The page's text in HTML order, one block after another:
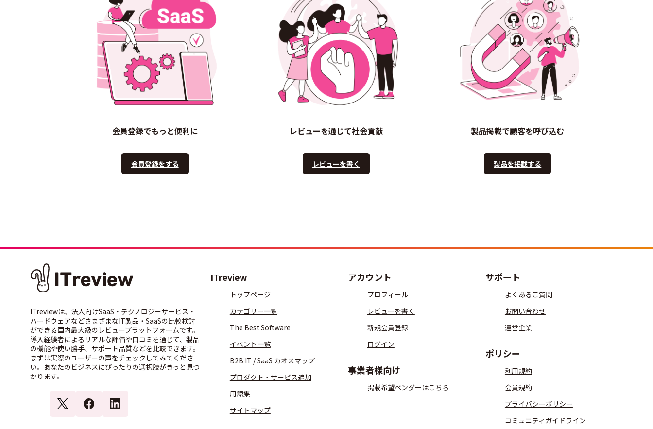
会員登録でもっと便利に
会員登録をする
レビューを通じて社会貢献
レビューを書く
製品掲載で顧客を呼び込む
製品を掲載する
ITreviewは、法人向けSaaS・テクノロジーサービス・
ハードウェアなどさまざまなIT製品・SaaSの比較検討
ができる国内最大級のレビュープラットフォームです。
導入経験者によるリアルな評価や口コミを通じて、製品
の機能や使い勝手、サポート品質などを比較できます。
まずは実際のユーザーの声をチェックしてみてくださ
い。あなたのビジネスにぴったりの選択肢がきっと見つ
かります。
ITreview
トップページ
カテゴリー一覧
The Best Software
イベント一覧
B2B IT / SaaS カオスマップ
プロダクト・サービス追加
用語集
サイトマップ
アカウント
プロフィール
レビューを書く
新規会員登録
ログイン
事業者様向け
掲載希望ベンダーはこちら
サポート
よくあるご質問
お問い合わせ
運営企業
ポリシー
利用規約
会員規約
プライバシーポリシー
コミュニティガイドライン